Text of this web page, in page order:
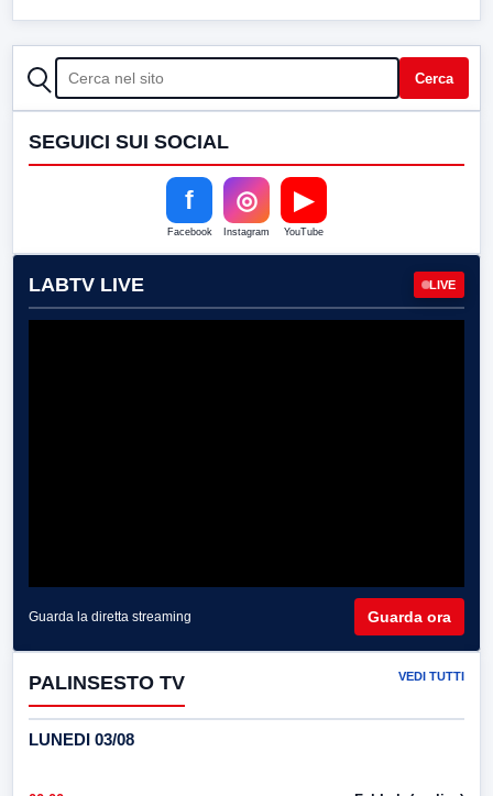
CERCA Cerca
SEGUICI SUI SOCIAL
f
Facebook
◎
Instagram
▶
YouTube
LABTV LIVE LIVE
Guarda la diretta streaming Guarda ora
PALINSESTO TV VEDI TUTTI
LUNEDI 03/08